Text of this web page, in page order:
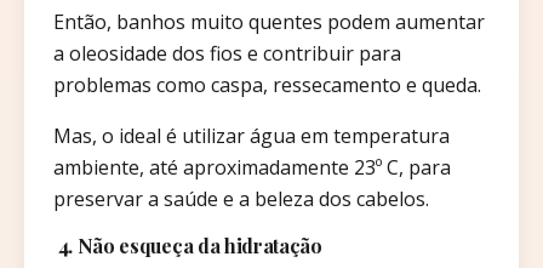
Então, banhos muito quentes podem aumentar
a oleosidade dos fios e contribuir para
problemas como caspa, ressecamento e queda.
Mas, o ideal é utilizar água em temperatura
ambiente, até aproximadamente 23º C, para
preservar a saúde e a beleza dos cabelos.
4. Não esqueça da hidratação